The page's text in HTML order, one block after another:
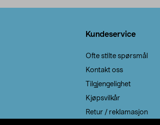
Kundeservice
Ofte stilte spørsmål
Kontakt oss
Tilgjengelighet
Kjøpsvilkår
Retur / reklamasjon